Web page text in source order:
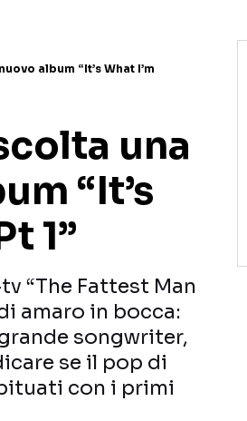
album “It’s What I’m
una
“It’s
1”
“The Fattest Man
amaro in bocca:
songwriter,
se il pop di
con i primi